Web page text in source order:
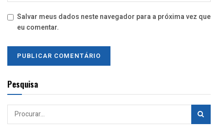
Salvar meus dados neste navegador para a próxima vez que
eu comentar.
Pesquisa